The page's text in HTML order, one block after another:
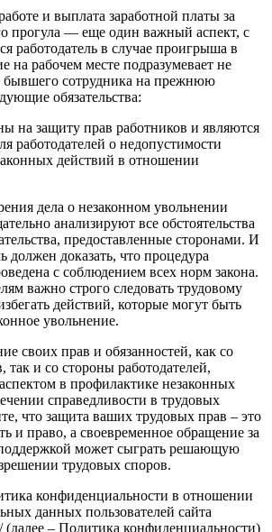
и выплата заработной платы за
прогула — еще один важный аспект, с
работодатель в случае проигрыша в
на рабочем месте подразумевает не
бывшего сотрудника на прежнюю
обязательства:
на защиту прав работников и являются
работодателей о недопустимости
действий в отношении
дела о незаконном увольнении
анализируют все обстоятельства
предоставленные сторонами. И
должен доказать, что процедура
с соблюдением всех норм закона.
важно строго следовать трудовому
действий, которые могут быть
увольнение.
своих прав и обязанностей, как со
так и со стороны работодателей,
в профилактике незаконных
справедливости в трудовых
что защита ваших трудовых прав – это
и право, а своевременное обращение за
может сыграть решающую
трудовых споров.
конфиденциальности в отношении
данных пользователей сайта
– Политика конфиденциальности)